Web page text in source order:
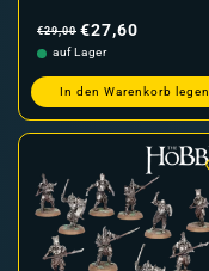
Preis
€29,00 €27,60
auf Lager
In den Warenkorb legen